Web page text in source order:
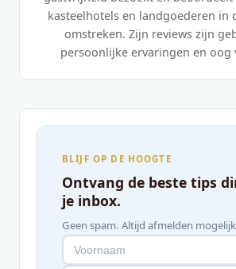
kasteelhotels en landgoederen in
omstreken. Zijn reviews zijn
persoonlijke ervaringen en oog
BLIJF OP DE HOOGTE
Ontvang de beste tips
je inbox.
Geen spam. Altijd afmelden